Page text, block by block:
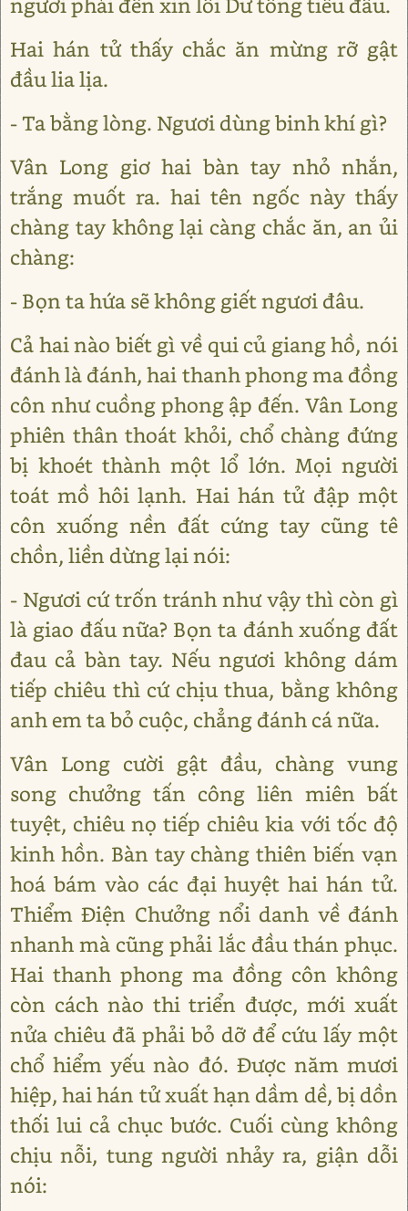
Hai hán tử thấy chắc ăn mừng rỡ gật
đầu lia lịa.
- Ta bằng lòng. Ngươi dùng binh khí gì?
Vân Long giơ hai bàn tay nhỏ nhắn,
trắng muốt ra. hai tên ngốc này thấy
chàng tay không lại càng chắc ăn, an ủi
chàng:
- Bọn ta hứa sẽ không giết ngươi đâu.
Cả hai nào biết gì về qui củ giang hồ, nói
đánh là đánh, hai thanh phong ma đồng
côn như cuồng phong ập đến. Vân Long
phiên thân thoát khỏi, chổ chàng đứng
bị khoét thành một lổ lớn. Mọi người
toát mồ hôi lạnh. Hai hán tử đập một
côn xuống nền đất cứng tay cũng tê
chồn, liền dừng lại nói:
- Ngươi cứ trốn tránh như vậy thì còn gì
là giao đấu nữa? Bọn ta đánh xuống đất
đau cả bàn tay. Nếu ngươi không dám
tiếp chiêu thì cứ chịu thua, bằng không
anh em ta bỏ cuộc, chẳng đánh cá nữa.
Vân Long cười gật đầu, chàng vung
song chưởng tấn công liên miên bất
tuyệt, chiêu nọ tiếp chiêu kia với tốc độ
kinh hồn. Bàn tay chàng thiên biến vạn
hoá bám vào các đại huyệt hai hán tử.
Thiểm Điện Chưởng nổi danh về đánh
nhanh mà cũng phải lắc đầu thán phục.
Hai thanh phong ma đồng côn không
còn cách nào thi triển được, mới xuất
nửa chiêu đã phải bỏ dỡ để cứu lấy một
chổ hiểm yếu nào đó. Được năm mươi
hiệp, hai hán tử xuất hạn dầm dề, bị dồn
thối lui cả chục bước. Cuối cùng không
chịu nỗi, tung người nhảy ra, giận dỗi
nói: